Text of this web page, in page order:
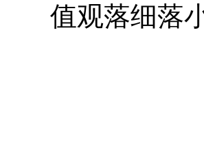
值观落细落